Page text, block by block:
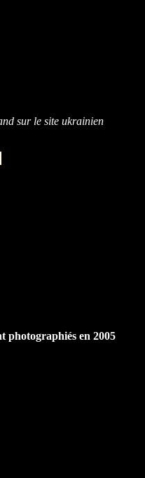
sur le site ukrainien
photographiés en 2005